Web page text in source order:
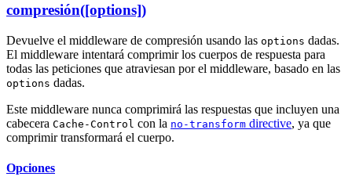
compresión([options])
Devuelve el middleware de compresión usando las options dadas.
El middleware intentará comprimir los cuerpos de respuesta para
todas las peticiones que atraviesan por el middleware, basado en las
options dadas.
Este middleware nunca comprimirá las respuestas que incluyen una
cabecera Cache-Control con la no-transform directive, ya que
comprimir transformará el cuerpo.
Opciones